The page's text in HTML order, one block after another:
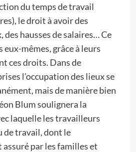
du temps de travail
le droit à avoir des
des hausses de salaires… Ce
mêmes, grâce à leurs
ces droits. Dans de
l’occupation des lieux se
mais de manière bien
Blum soulignera la
laquelle les travailleurs
de travail, dont le
par les familles et